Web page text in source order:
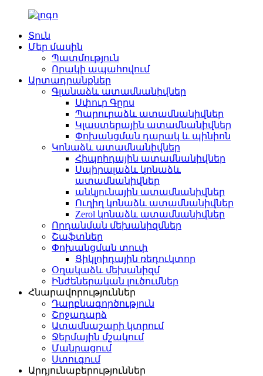
Տուն
Մեր մասին
Պատմություն
Որակի ապահովում
Արտադրանքներ
Գլանաձև ատամնանիվներ
Սփուր Գըրս
Պարուրաձև ատամնանիվներ
Կլաստերային ատամնանիվներ
Փոխանցման դարակ և պինիոն
Կոնաձև ատամնանիվներ
Հիպոիդային ատամնանիվներ
Սպիրալաձև կոնաձև
ատամնանիվներ
անկյունային ատամնանիվներ
Ուղիղ կոնաձև ատամնանիվներ
Zerol կոնաձև ատամնանիվներ
Որդանման մեխանիզմներ
Շաֆտներ
Փոխանցման տուփ
Ցիկլոիդային ռեդուկտոր
Օղակաձև մեխանիզմ
Ինժեներական լուծումներ
Հնարավորություններ
Դարբնագործություն
Շրջադարձ
Ատամնաշարի կտրում
Ջերմային մշակում
Մանրացում
Ստուգում
Արդյունաբերություններ